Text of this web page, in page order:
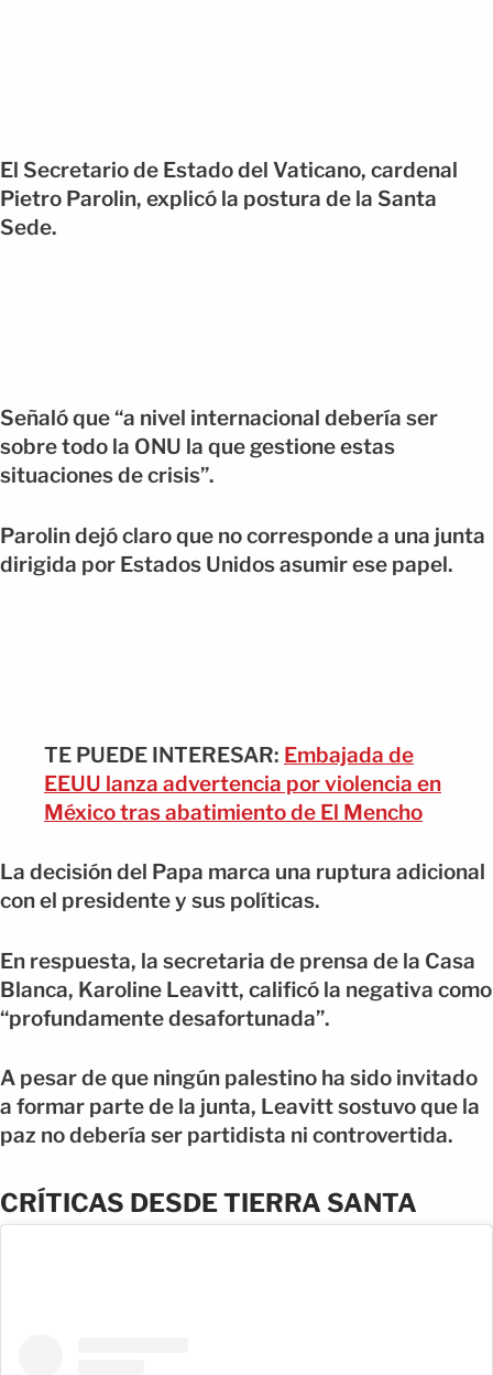
El Secretario de Estado del Vaticano, cardenal
Pietro Parolin, explicó la postura de la Santa
Sede.
Señaló que “a nivel internacional debería ser
sobre todo la ONU la que gestione estas
situaciones de crisis”.
Parolin dejó claro que no corresponde a una junta
dirigida por Estados Unidos asumir ese papel.
TE PUEDE INTERESAR: Embajada de
EEUU lanza advertencia por violencia en
México tras abatimiento de El Mencho
La decisión del Papa marca una ruptura adicional
con el presidente y sus políticas.
En respuesta, la secretaria de prensa de la Casa
Blanca, Karoline Leavitt, calificó la negativa como
“profundamente desafortunada”.
A pesar de que ningún palestino ha sido invitado
a formar parte de la junta, Leavitt sostuvo que la
paz no debería ser partidista ni controvertida.
CRÍTICAS DESDE TIERRA SANTA